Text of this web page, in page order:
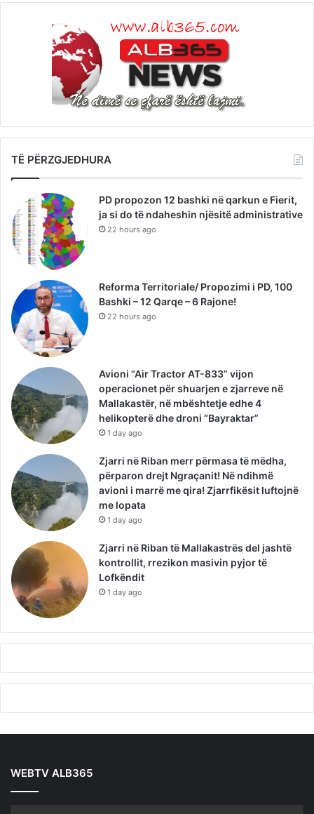
TË PËRZGJEDHURA
PD propozon 12 bashki në qarkun e Fierit,
ja si do të ndaheshin njësitë administrative
22 hours ago
Reforma Territoriale/ Propozimi i PD, 100
Bashki – 12 Qarqe – 6 Rajone!
22 hours ago
Avioni “Air Tractor AT-833” vijon
operacionet për shuarjen e zjarreve në
Mallakastër, në mbështetje edhe 4
helikopterë dhe droni “Bayraktar”
1 day ago
Zjarri në Riban merr përmasa të mëdha,
përparon drejt Ngraçanit! Në ndihmë
avioni i marrë me qira! Zjarrfikësit luftojnë
me lopata
1 day ago
Zjarri në Riban të Mallakastrës del jashtë
kontrollit, rrezikon masivin pyjor të
Lofkëndit
1 day ago
WEBTV ALB365